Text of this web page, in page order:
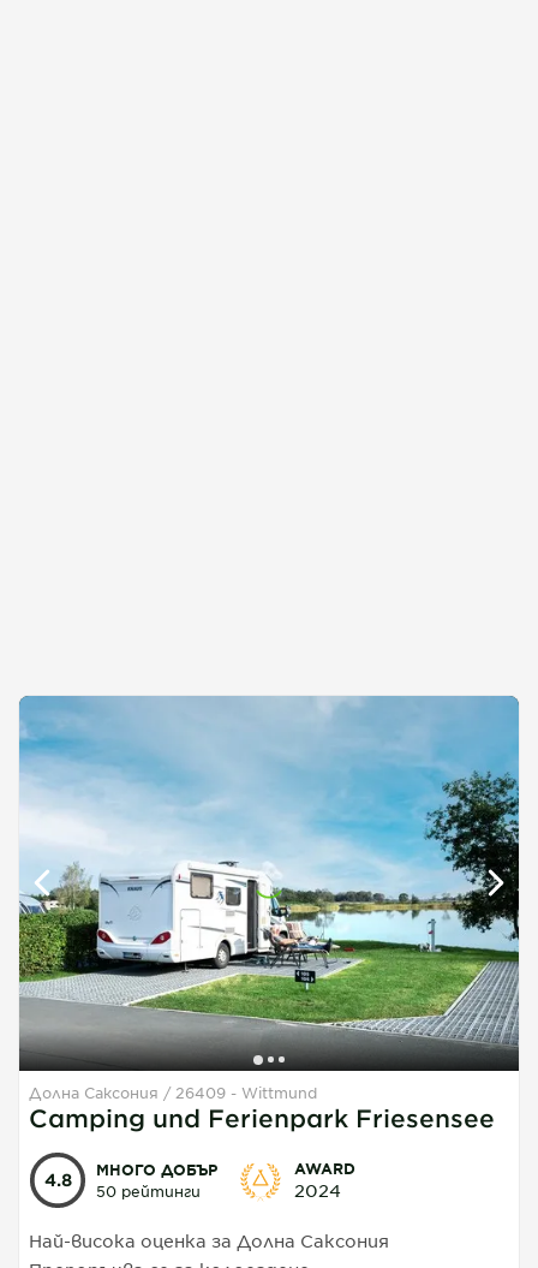
1 1 1
Долна Саксония 26409 - Wittmund
Camping und Ferienpark Friesensee
4.8
МНОГО ДОБЪР
50 рейтинги
AWARD
2024
Най-висока оценка за Долна Саксония